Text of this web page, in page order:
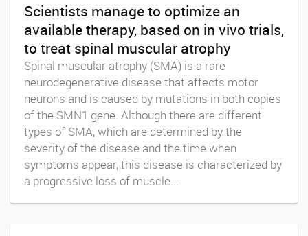
Scientists manage to optimize an
available therapy, based on in vivo trials,
to treat spinal muscular atrophy
Spinal muscular atrophy (SMA) is a rare
neurodegenerative disease that affects motor
neurons and is caused by mutations in both copies
of the SMN1 gene. Although there are different
types of SMA, which are determined by the
severity of the disease and the time when
symptoms appear, this disease is characterized by
a progressive loss of muscle...